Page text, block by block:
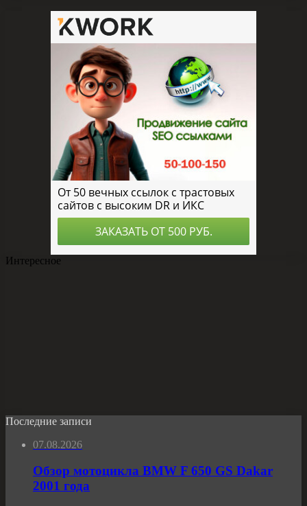
Интересное
Последние записи
07.08.2026
Обзор мотоцикла BMW F 650 GS Dakar
2001 года